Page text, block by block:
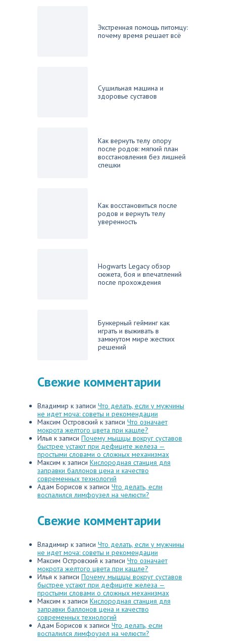
Экстренная помощь питомцу:
почему время решает всё
Сушильная машина и
здоровье суставов
Как вернуть телу опору
после родов: мягкий план
восстановления без лишней
спешки
Как восстановиться после
родов и вернуть телу
уверенность
Hogwarts Legacy обзор
сюжета, боя и впечатлений
после прохождения
Бункерный гейминг как
играть и выживать в
замкнутом мире жестких
решений
Свежие комментарии
Владимир к записи Что делать, если у мужчины
не идет моча: советы и рекомендации
Максим Островский к записи Что означает
мокрота желтого цвета при кашле?
Илья к записи Почему мышцы вокруг суставов
быстрее устают при дефиците железа —
простыми словами о сложных механизмах
Максим к записи Кислородная станция для
заправки баллонов цена и качество
современных технологий
Адам Борисов к записи Что делать, если
воспалился лимфоузел на челюсти?
Свежие комментарии
Владимир к записи Что делать, если у мужчины
не идет моча: советы и рекомендации
Максим Островский к записи Что означает
мокрота желтого цвета при кашле?
Илья к записи Почему мышцы вокруг суставов
быстрее устают при дефиците железа —
простыми словами о сложных механизмах
Максим к записи Кислородная станция для
заправки баллонов цена и качество
современных технологий
Адам Борисов к записи Что делать, если
воспалился лимфоузел на челюсти?